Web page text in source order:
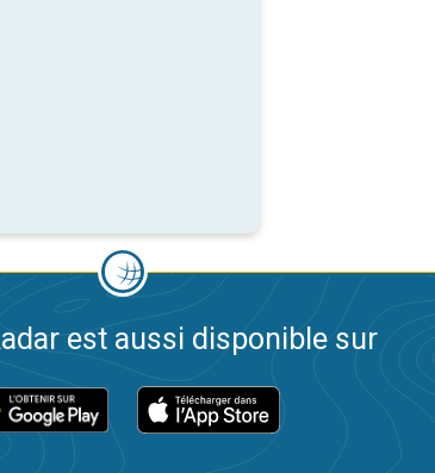
est aussi disponible sur